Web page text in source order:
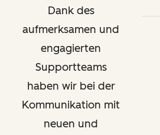
Dank des
aufmerksamen und
engagierten
Supportteams
haben wir bei der
Kommunikation mit
neuen und